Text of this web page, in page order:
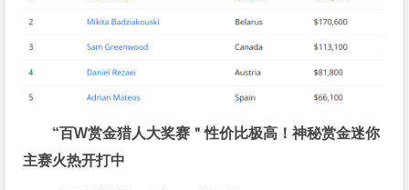
“百W赏金猎人大奖赛＂性价比极高！神秘赏金迷你
主赛火热开打中